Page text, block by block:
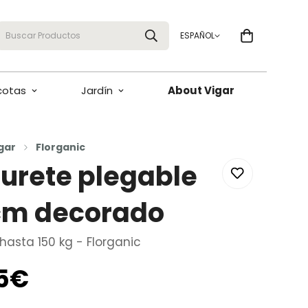
Buscar Productos ESPAÑOL
Jardín About Vigar
Florganic
plegable
decorado
150 kg - Florganic